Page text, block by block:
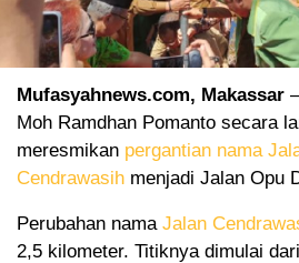
Mufasyahnews.com, Makassar
Moh Ramdhan Pomanto secara
meresmikan pergantian nama
Cendrawasih menjadi Jalan Opu
Perubahan nama Jalan
2,5 kilometer. Titiknya dimulai